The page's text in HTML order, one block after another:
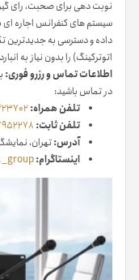
نوبت دهی برای صحبت، رای
داده و دسترسی به جدیدترین
اتوترکینگ) را بدون نیاز به
اطلاعات تماس و رزرو فوری:
در تماس باشید:
تلفن همراه:
تلفن ثابت:
آدرس:تهران،
اینستاگرام: